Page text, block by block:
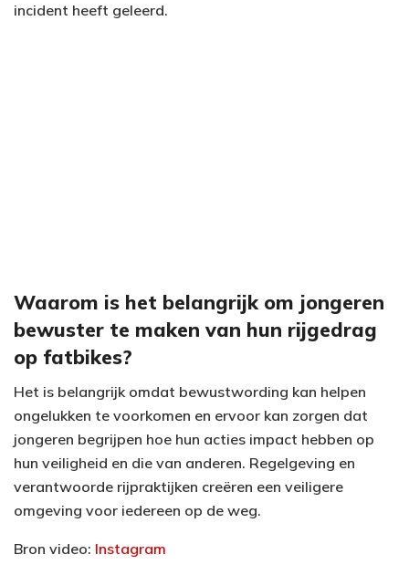
incident heeft geleerd.
Waarom is het belangrijk om jongeren
bewuster te maken van hun rijgedrag
op fatbikes?
Het is belangrijk omdat bewustwording kan helpen
ongelukken te voorkomen en ervoor kan zorgen dat
jongeren begrijpen hoe hun acties impact hebben op
hun veiligheid en die van anderen. Regelgeving en
verantwoorde rijpraktijken creëren een veiligere
omgeving voor iedereen op de weg.
Bron video: Instagram